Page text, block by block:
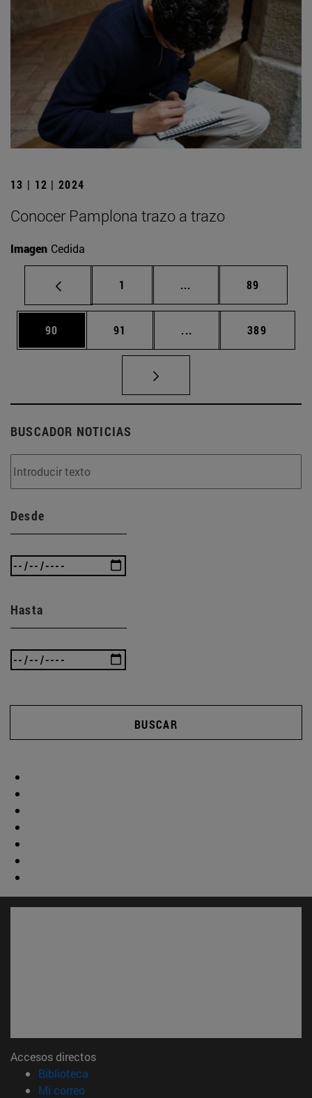
13 | 12 | 2024
Conocer Pamplona trazo a trazo
Imagen Cedida
Página
1 ... Páginas intermedias
Página
89
Página
90 Página
91 ... Páginas intermedias
Página
389
BUSCADOR NOTICIAS
Desde
Hasta
BUSCAR
Accesos directos
Biblioteca
Mi correo(abre en nueva ventana)